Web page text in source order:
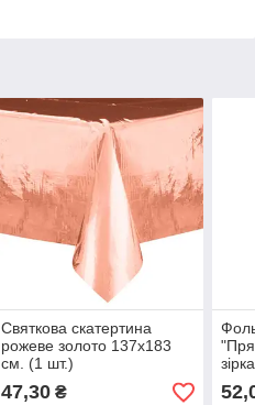
Святкова cкатертина
рожеве золото 137х183
см. (1 шт.)
47,30₴
1шт.